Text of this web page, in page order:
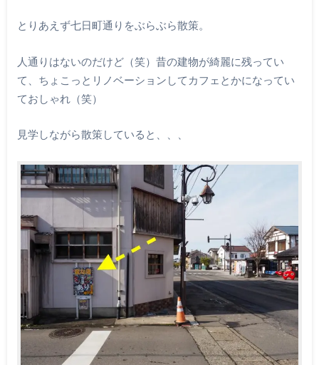
とりあえず七日町通りをぶらぶら散策。
人通りはないのだけど（笑）昔の建物が綺麗に残ってい
て、ちょこっとリノベーションしてカフェとかになってい
ておしゃれ（笑）
見学しながら散策していると、、、